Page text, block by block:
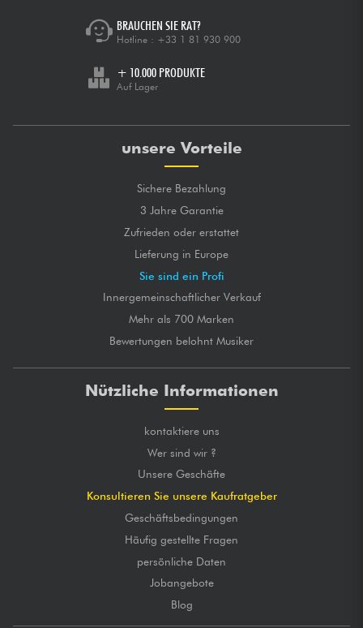
BRAUCHEN SIE RAT?
Hotline : +33 1 81 930 900
+ 10.000 PRODUKTE
Auf Lager
unsere Vorteile
Sichere Bezahlung
3 Jahre Garantie
Zufrieden oder erstattet
Lieferung in Europe
Sie sind ein Profi
Innergemeinschaftlicher Verkauf
Mehr als 700 Marken
Bewertungen belohnt Musiker
Nützliche Informationen
kontaktiere uns
Wer sind wir ?
Unsere Geschäfte
Konsultieren Sie unsere Kaufratgeber
Geschäftsbedingungen
Häufig gestellte Fragen
persönliche Daten
Jobangebote
Blog